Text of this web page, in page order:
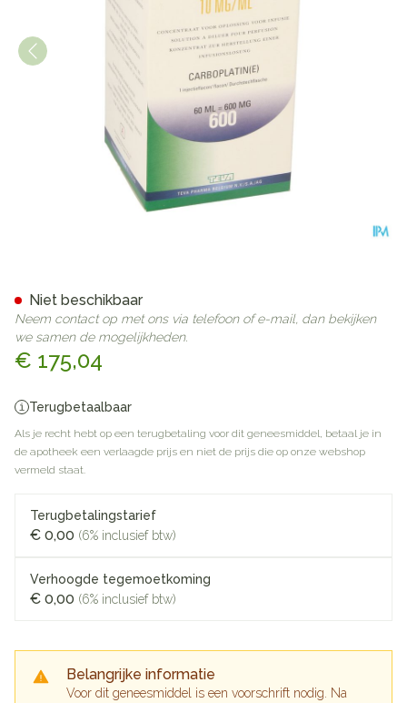
€ 175,04
Terugbetaalbaar
Als je recht hebt op een terugbetaling voor dit geneesmiddel, betaal je in
de apotheek een verlaagde prijs en niet de prijs die op onze webshop
vermeld staat.
Terugbetalingstarief
€ 0,00 (6% inclusief btw)
Verhoogde tegemoetkoming
€ 0,00 (6% inclusief btw)
Belangrijke informatie
Voor dit geneesmiddel is een voorschrift nodig. Na
Niet beschikbaar
Neem contact op met ons via telefoon of e-mail, dan bekijken
we samen de mogelijkheden.